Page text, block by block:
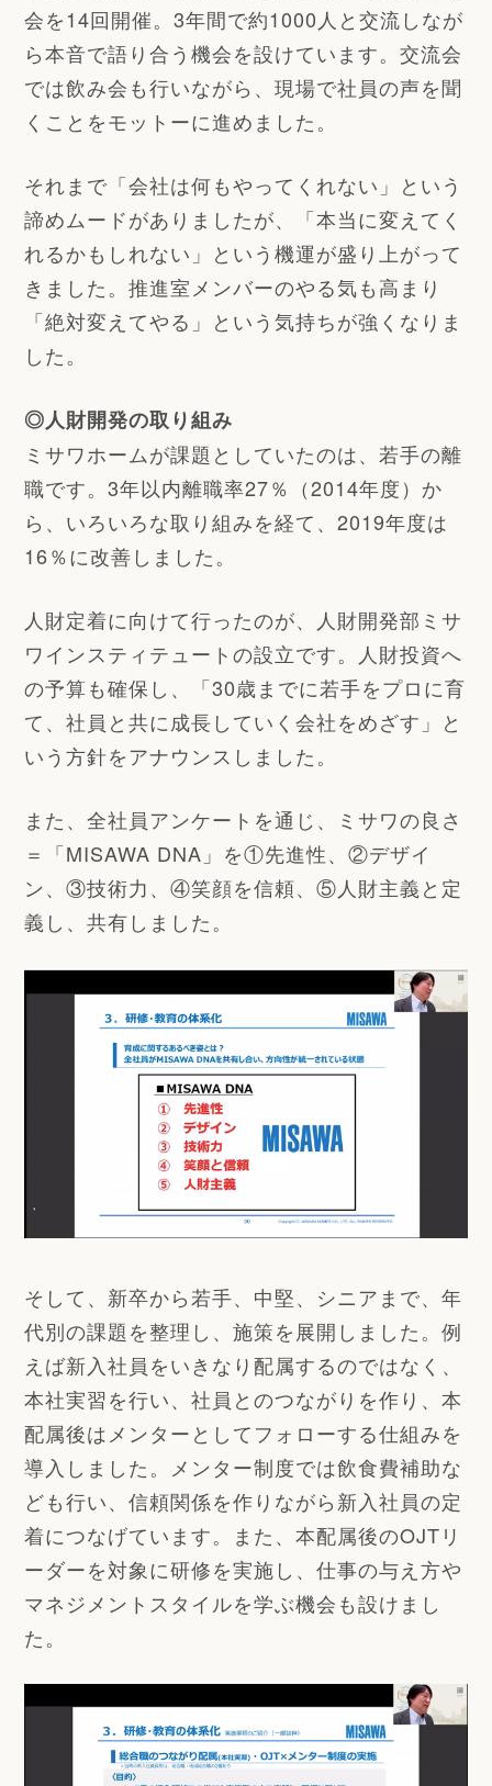
会を14回開催。3年間で約1000人と交流しなが
ら本音で語り合う機会を設けています。交流会
では飲み会も行いながら、現場で社員の声を聞
くことをモットーに進めました。
それまで「会社は何もやってくれない」という
諦めムードがありましたが、「本当に変えてく
れるかもしれない」という機運が盛り上がって
きました。推進室メンバーのやる気も高まり
「絶対変えてやる」という気持ちが強くなりま
した。
◎人財開発の取り組み
ミサワホームが課題としていたのは、若手の離
職です。3年以内離職率27％（2014年度）か
ら、いろいろな取り組みを経て、2019年度は
16％に改善しました。
人財定着に向けて行ったのが、人財開発部ミサ
ワインスティテュートの設立です。人財投資へ
の予算も確保し、「30歳までに若手をプロに育
て、社員と共に成長していく会社をめざす」と
いう方針をアナウンスしました。
また、全社員アンケートを通じ、ミサワの良さ
＝「MISAWA DNA」を①先進性、②デザイ
ン、③技術力、④笑顔を信頼、⑤人財主義と定
義し、共有しました。
そして、新卒から若手、中堅、シニアまで、年
代別の課題を整理し、施策を展開しました。例
えば新入社員をいきなり配属するのではなく、
本社実習を行い、社員とのつながりを作り、本
配属後はメンターとしてフォローする仕組みを
導入しました。メンター制度では飲食費補助な
ども行い、信頼関係を作りながら新入社員の定
着につなげています。また、本配属後のOJTリ
ーダーを対象に研修を実施し、仕事の与え方や
マネジメントスタイルを学ぶ機会も設けまし
た。